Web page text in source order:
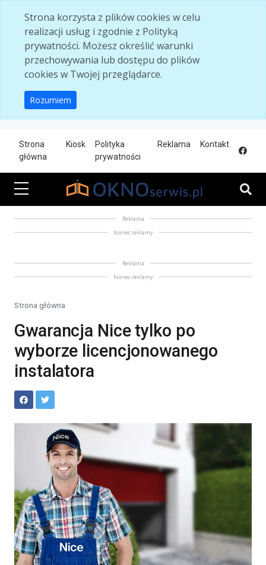
Strona korzysta z plików cookies w celu
realizacji usług i zgodnie z Polityką
prywatności. Możesz określić warunki
przechowywania lub dostępu do plików
cookies w Twojej przeglądarce.
Rozumiem
Strona
główna
Kiosk
Polityka
prywatności
Reklama Kontakt
Reklama
Koniec reklamy
Reklama
Koniec reklamy
Strona główna
Gwarancja Nice tylko po
wyborze licencjonowanego
instalatora